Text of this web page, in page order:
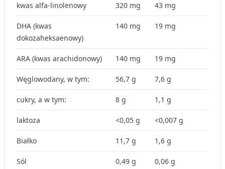
kwas alfa-linolenowy 320 mg 43 mg
DHA (kwas
dokozaheksaenowy)
140 mg 19 mg
ARA (kwas arachidonowy) 140 mg 19 mg
Węglowodany, w tym: 56,7 g 7,6 g
cukry, a w tym: 8 g 1,1 g
laktoza <0,05 g <0,007 g
Białko 11,7 g 1,6 g
Sól 0,49 g 0,06 g